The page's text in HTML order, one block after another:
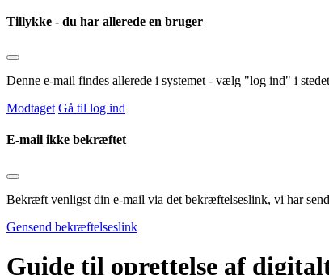
Tillykke - du har allerede en bruger
Denne e-mail findes allerede i systemet - vælg "log ind" i stedet
Modtaget Gå til log ind
E-mail ikke bekræftet
Bekræft venligst din e-mail via det bekræftelseslink, vi har
Gensend bekræftelseslink
Guide til oprettelse af